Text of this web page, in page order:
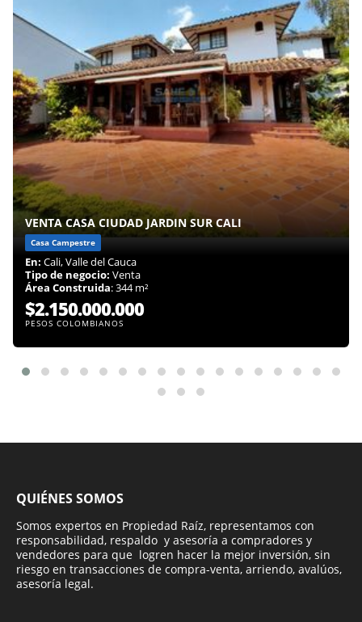
VENTA CASA CIUDAD JARDIN SUR CALI
Casa Campestre
En: Cali, Valle del Cauca
Tipo de negocio: Venta
Área Construida: 344 m²
$2.150.000.000
PESOS COLOMBIANOS
QUIÉNES SOMOS
Somos expertos en Propiedad Raíz, representamos con
responsabilidad, respaldo y asesoría a compradores y
vendedores para que logren hacer la mejor inversión, sin
riesgo en transacciones de compra-venta, arriendo, avalúos,
asesoría legal.